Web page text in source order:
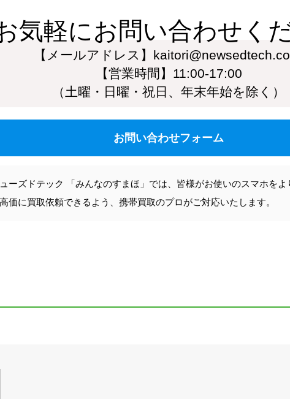
気軽にお問い合わせく
【メールアドレス】
【営業時間】11:00-17:00
（土曜・日曜・祝日、年末年始を除く）
お問い合わせフォーム
ーズドテック 「みんなのすまほ」では、皆様がお使いのスマホをよ
価に買取依頼できるよう、携帯買取のプロがご対応いたします。